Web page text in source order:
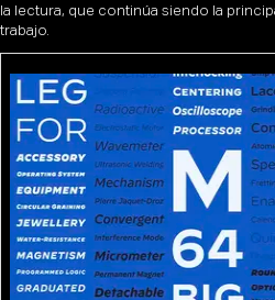
la lectura, que continúa siendo la
trabajo.